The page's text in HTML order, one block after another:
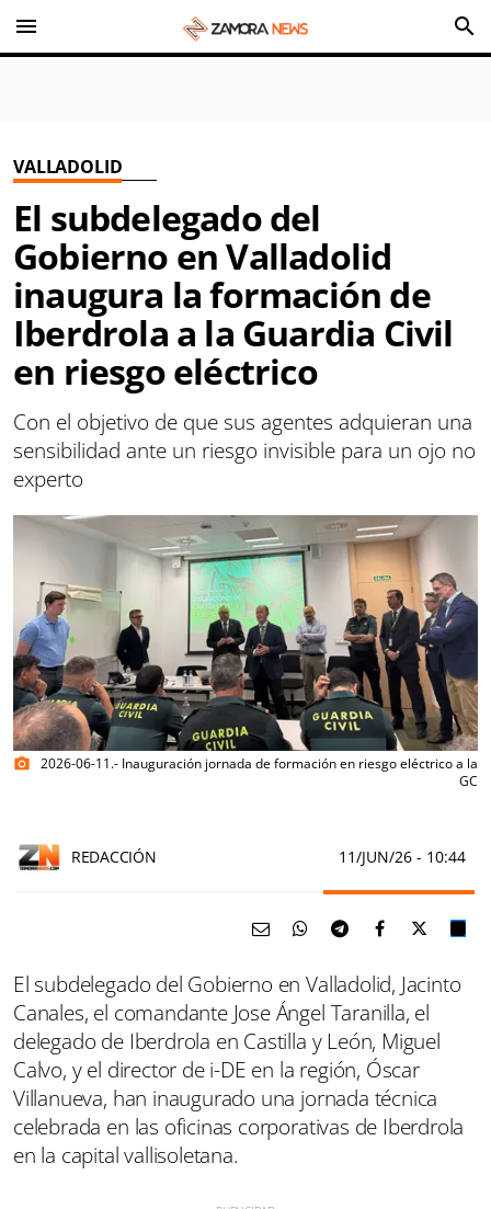
menu search
VALLADOLID
El subdelegado del
Gobierno en Valladolid
inaugura la formación de
Iberdrola a la Guardia Civil
en riesgo eléctrico
Con el objetivo de que sus agentes adquieran una
sensibilidad ante un riesgo invisible para un ojo no
experto
photo_camera
2026-06-11.- Inauguración jornada de formación en riesgo eléctrico a la
GC
REDACCIÓN 11/JUN/26 - 10:44
El subdelegado del Gobierno en Valladolid, Jacinto
Canales, el comandante Jose Ángel Taranilla, el
delegado de Iberdrola en Castilla y León, Miguel
Calvo, y el director de i-DE en la región, Óscar
Villanueva, han inaugurado una jornada técnica
celebrada en las oficinas corporativas de Iberdrola
en la capital vallisoletana.